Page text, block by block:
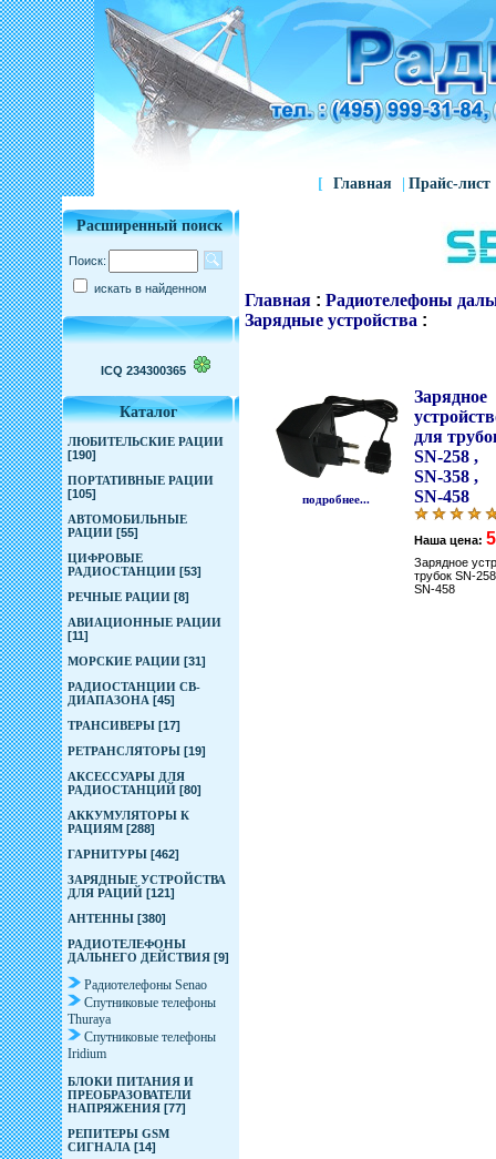
[ Главная Прайс-лист
Расширенный поиск
Поиск:
искать в найденном
ICQ 234300365
Каталог
ЛЮБИТЕЛЬСКИЕ РАЦИИ
[190]
ПОРТАТИВНЫЕ РАЦИИ
[105]
АВТОМОБИЛЬНЫЕ
РАЦИИ [55]
ЦИФРОВЫЕ
РАДИОСТАНЦИИ [53]
РЕЧНЫЕ РАЦИИ [8]
АВИАЦИОННЫЕ РАЦИИ
[11]
МОРСКИЕ РАЦИИ [31]
РАДИОСТАНЦИИ CB-
ДИАПАЗОНА [45]
ТРАНСИВЕРЫ [17]
РЕТРАНСЛЯТОРЫ [19]
АКСЕССУАРЫ ДЛЯ
РАДИОСТАНЦИЙ [80]
АККУМУЛЯТОРЫ К
РАЦИЯМ [288]
ГАРНИТУРЫ [462]
ЗАРЯДНЫЕ УСТРОЙСТВА
ДЛЯ РАЦИЙ [121]
АНТЕННЫ [380]
РАДИОТЕЛЕФОНЫ
ДАЛЬНЕГО ДЕЙСТВИЯ [9]
Радиотелефоны Senao
Спутниковые телефоны
Thuraya
Спутниковые телефоны
Iridium
БЛОКИ ПИТАНИЯ И
ПРЕОБРАЗОВАТЕЛИ
НАПРЯЖЕНИЯ [77]
РЕПИТЕРЫ GSM
СИГНАЛА [14]
Главная : Радиотелефоны
Зарядные устройства :
подробнее...
Зарядное
для
SN-258 ,
SN-358 ,
SN-458
Наша цена:
Зарядное
трубок SN-
SN-458